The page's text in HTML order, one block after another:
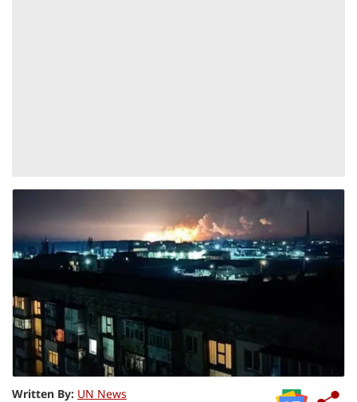
Written By: UN News